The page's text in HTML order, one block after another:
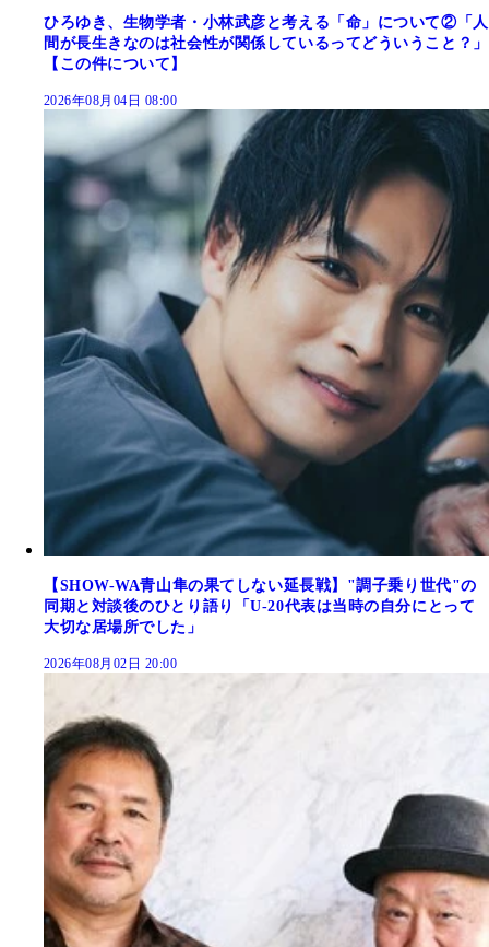
ひろゆき、生物学者・小林武彦と考える「命」について②「人
間が長生きなのは社会性が関係しているってどういうこと？」
【この件について】
2026年08月04日 08:00
【SHOW-WA青山隼の果てしない延長戦】"調子乗り世代"の
同期と対談後のひとり語り「U-20代表は当時の自分にとって
大切な居場所でした」
2026年08月02日 20:00